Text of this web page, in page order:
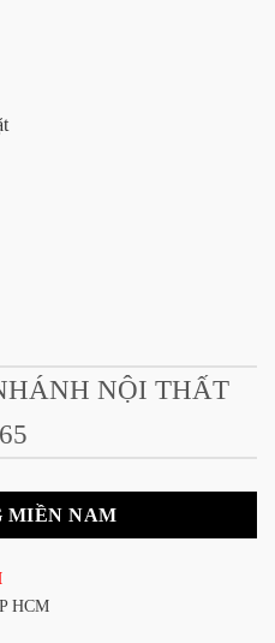
NỘI THẤT
MIỀN NAM
HCM